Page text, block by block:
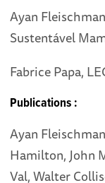
Ayan
Sustentável
Fabrice Papa,
Publications :
Ayan
Hamilton, John
Val, Walter